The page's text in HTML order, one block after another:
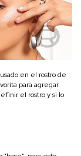
en el rostro de
para agregar
el rostro y si lo